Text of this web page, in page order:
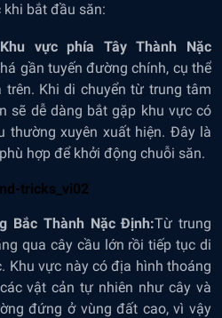
bắt đầu săn:
vực phía Tây Thành Nặc
gần tuyến đường chính, cụ thể
Khi di chuyển từ trung tâm
sẽ dễ dàng bắt gặp khu vực có
thường xuyên xuất hiện. Đây là
hợp để khởi động chuỗi săn.
Bắc Thành Nặc Định:Từ trung
qua cây cầu lớn rồi tiếp tục di
Khu vực này có địa hình thoáng
vật cản tự nhiên như cây và
đứng ở vùng đất cao, vì vậy